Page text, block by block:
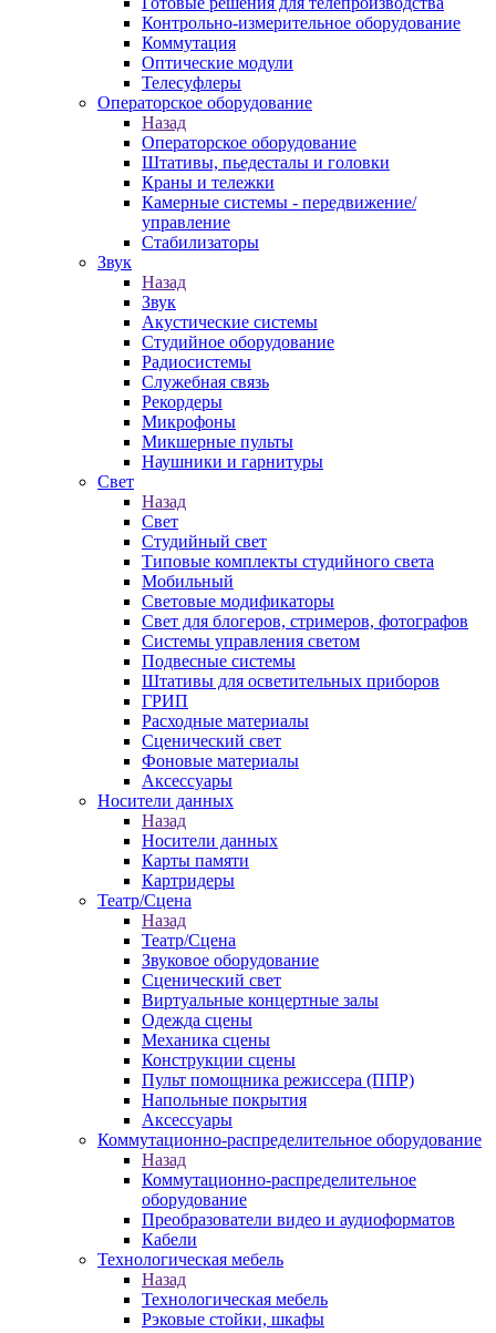
Контрольно-измерительное оборудование
Коммутация
Оптические модули
Телесуфлеры
Операторское оборудование
Назад
Операторское оборудование
Штативы, пьедесталы и головки
Краны и тележки
Камерные системы - передвижение/
управление
Стабилизаторы
Звук
Назад
Звук
Акустические системы
Студийное оборудование
Радиосистемы
Служебная связь
Рекордеры
Микрофоны
Микшерные пульты
Наушники и гарнитуры
Свет
Назад
Свет
Студийный свет
Типовые комплекты студийного света
Мобильный
Световые модификаторы
Свет для блогеров, стримеров, фотографов
Системы управления светом
Подвесные системы
Штативы для осветительных приборов
ГРИП
Расходные материалы
Сценический свет
Фоновые материалы
Аксессуары
Носители данных
Назад
Носители данных
Карты памяти
Картридеры
Театр/Сцена
Назад
Театр/Сцена
Звуковое оборудование
Сценический свет
Виртуальные концертные залы
Одежда сцены
Механика сцены
Конструкции сцены
Пульт помощника режиссера (ППР)
Напольные покрытия
Аксессуары
Коммутационно-распределительное оборудование
Назад
Коммутационно-распределительное
оборудование
Преобразователи видео и аудиоформатов
Кабели
Технологическая мебель
Назад
Технологическая мебель
Рэковые стойки, шкафы